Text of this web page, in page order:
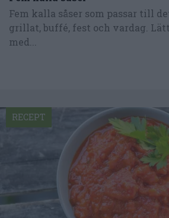
Fem kalla såser som passar till
grillat, buffé, fest och vardag.
med...
RECEPT